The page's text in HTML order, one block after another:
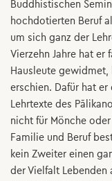
Buddhistischen
hochdotierten Beruf
um sich ganz der
Vierzehn Jahre hat er
Hausleute gewidmet,
erschien. Dafür hat
Lehrtexte des
nicht für Mönche
Familie und Beruf
kein Zweiter einen
der Vielfalt